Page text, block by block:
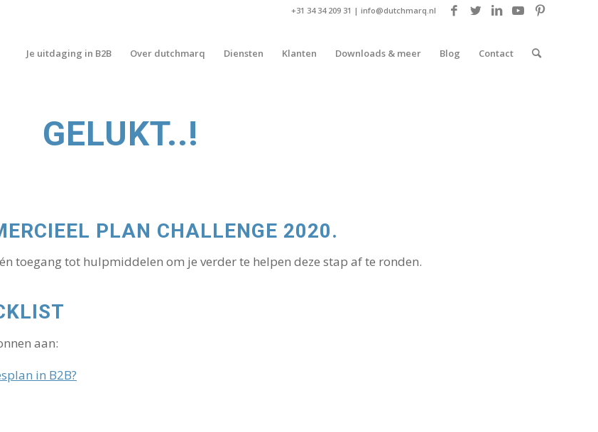
+31 34 34 209 31 | info@dutchmarq.nl
Je uitdaging in B2B Over dutchmarq Diensten Klanten Downloads & meer Blog Contact
GELUKT..!
PLAN CHALLENGE 2020.
toegang tot hulpmiddelen om je verder te helpen deze stap af te ronden.
aan:
in B2B?